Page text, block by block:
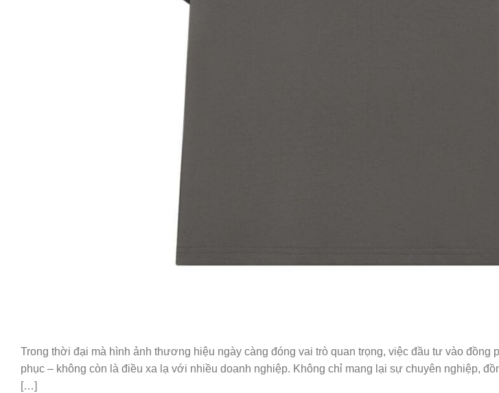
Trong thời đại mà hình ảnh thương hiệu ngày càng đóng vai trò quan trọng, việc đầu tư vào đồng
phục – không còn là điều xa lạ với nhiều doanh nghiệp. Không chỉ mang lại sự chuyên nghiệp,
[…]